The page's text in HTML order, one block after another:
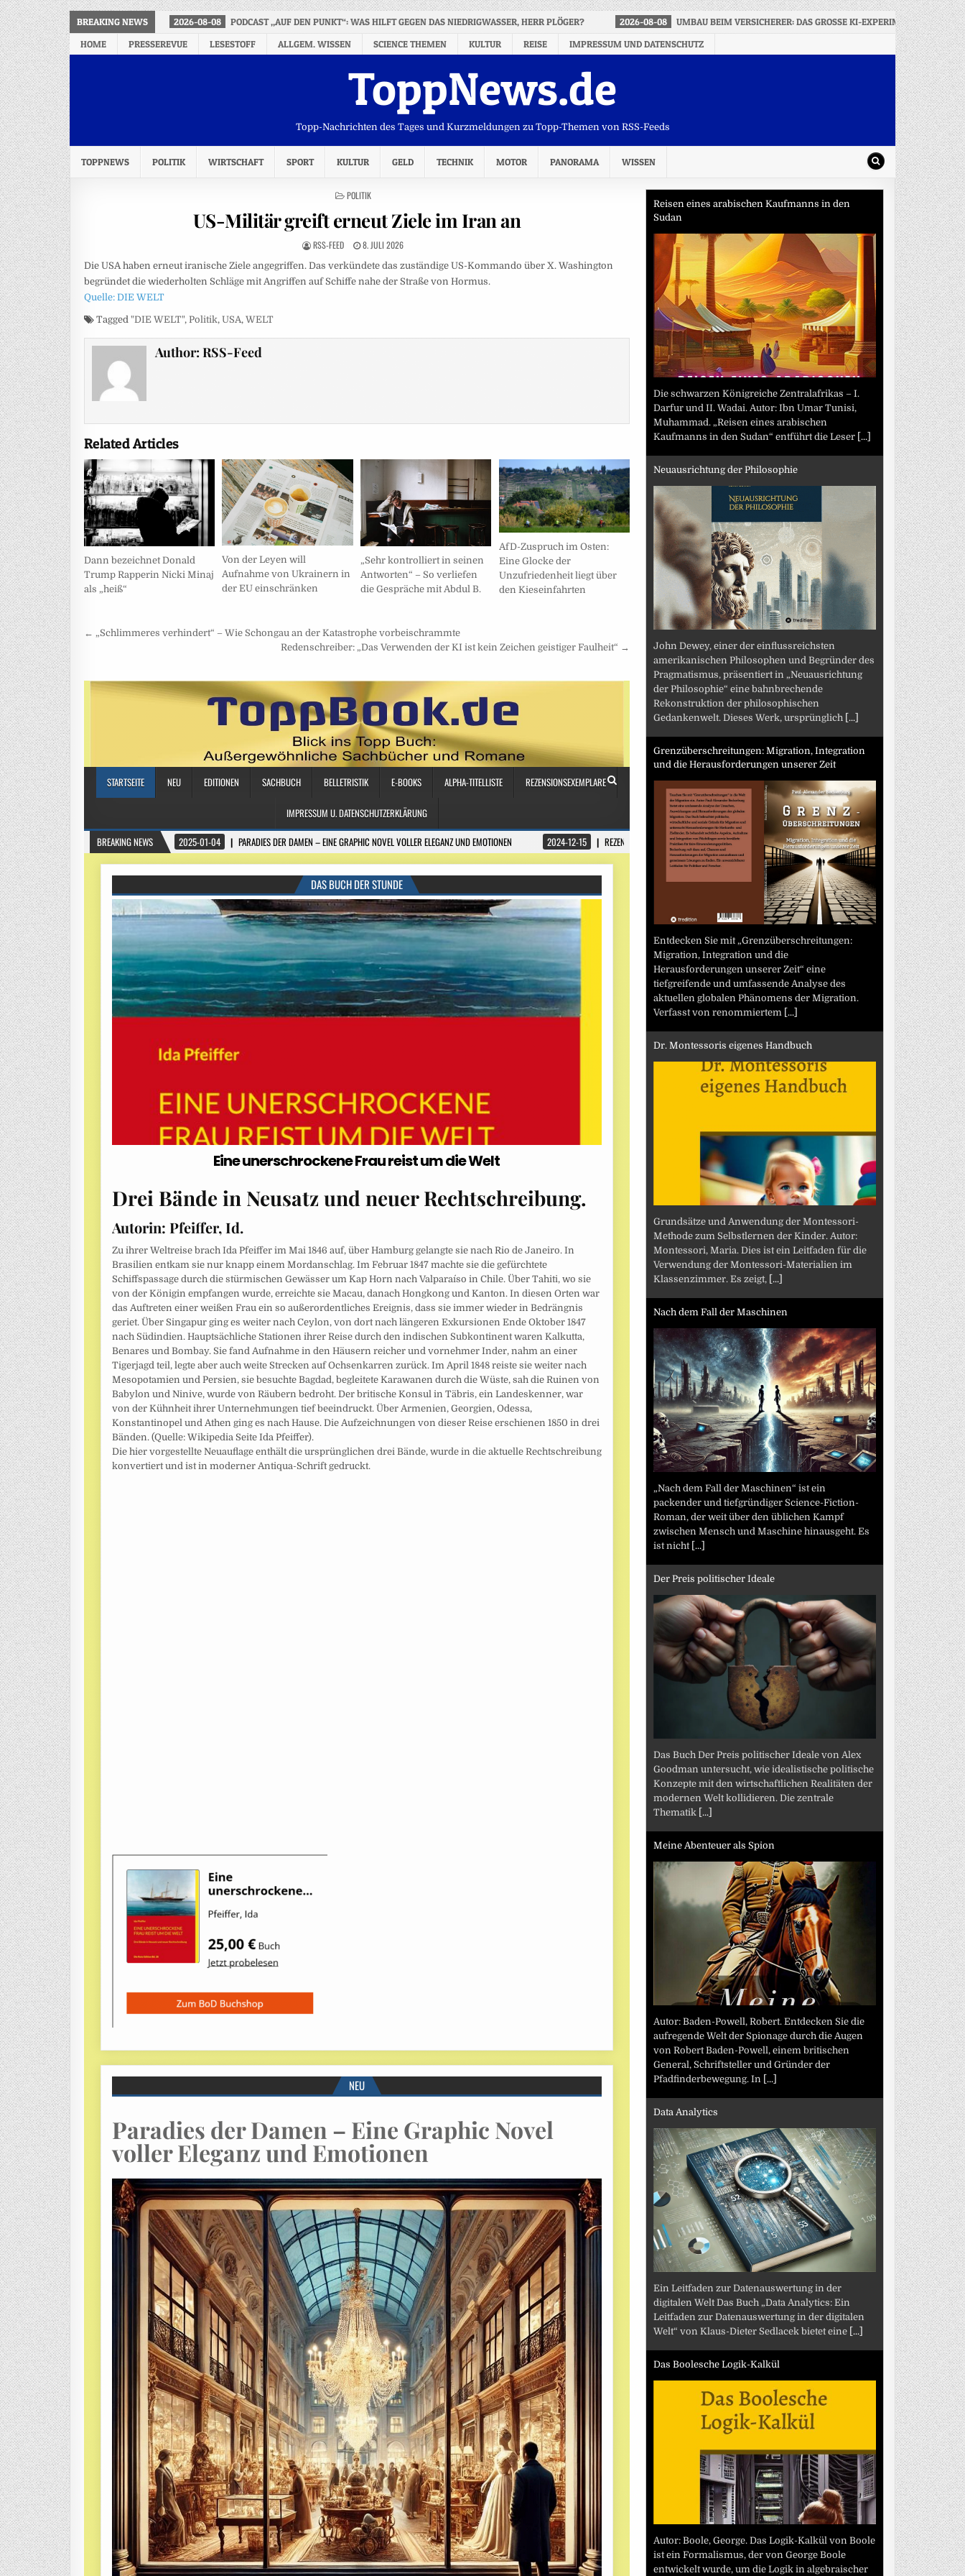
BREAKING NEWS 2026-08-08 PODCAST „AUF DEN PUNKT“: WAS HILFT GEGEN DAS NIEDRIGWASSER, HERR PLÖGER? 2026-08-08
UMBAU BEIM VERSICHERER: DAS GROSSE KI-EXPERIMENT DER
HOME
PRESSEREVUE LESESTOFF ALLGEM. WISSEN SCIENCE THEMEN KULTUR REISE IMPRESSUM UND DATENSCHUTZ
ToppNews.de
Topp-Nachrichten des Tages und Kurzmeldungen zu Topp-Themen von RSS-Feeds
TOPPNEWS POLITIK WIRTSCHAFT SPORT KULTUR GELD TECHNIK MOTOR PANORAMA WISSEN
POSTED
POLITIK
US-Militär greift erneut Ziele im Iran an
RSS-FEED 8. JULI 2026
Die USA haben erneut iranische Ziele angegriffen. Das verkündete das zuständige US-Kommando über X. Washington
begründet die wiederholten Schläge mit Angriffen auf Schiffe nahe der Straße von Hormus.
Quelle: DIE WELT
Tagged "DIE WELT", Politik, USA, WELT
Author:RSS-Feed
Related Articles
Dann bezeichnet Donald
Trump Rapperin Nicki Minaj
als „heiß“
Von der Leyen will
Aufnahme von Ukrainern in
der EU einschränken
„Sehr kontrolliert in seinen
Antworten“ – So verliefen
die Gespräche mit Abdul B.
AfD-Zuspruch im Osten:
Eine Glocke der
Unzufriedenheit liegt über
den Kieseinfahrten
Beitragsnavigation
← „Schlimmeres verhindert“ – Wie Schongau an der Katastrophe vorbeischrammte
Redenschreiber: „Das Verwenden der KI ist kein Zeichen geistiger Faulheit“ →
Reisen eines arabischen Kaufmanns in den
Sudan
Die schwarzen Königreiche Zentralafrikas – I.
Darfur und II. Wadai. Autor: Ibn Umar Tunisi,
Muhammad. „Reisen eines arabischen
Kaufmanns in den Sudan“ entführt die Leser [...]
Neuausrichtung der Philosophie
John Dewey, einer der einflussreichsten
amerikanischen Philosophen und Begründer des
Pragmatismus, präsentiert in „Neuausrichtung
der Philosophie“ eine bahnbrechende
Rekonstruktion der philosophischen
Gedankenwelt. Dieses Werk, ursprünglich [...]
Grenzüberschreitungen: Migration, Integration
und die Herausforderungen unserer Zeit
Entdecken Sie mit „Grenzüberschreitungen:
Migration, Integration und die
Herausforderungen unserer Zeit“ eine
tiefgreifende und umfassende Analyse des
aktuellen globalen Phänomens der Migration.
Verfasst von renommiertem [...]
Dr. Montessoris eigenes Handbuch
Grundsätze und Anwendung der Montessori-
Methode zum Selbstlernen der Kinder. Autor:
Montessori, Maria. Dies ist ein Leitfaden für die
Verwendung der Montessori-Materialien im
Klassenzimmer. Es zeigt, [...]
Nach dem Fall der Maschinen
„Nach dem Fall der Maschinen“ ist ein
packender und tiefgründiger Science-Fiction-
Roman, der weit über den üblichen Kampf
zwischen Mensch und Maschine hinausgeht. Es
ist nicht [...]
Der Preis politischer Ideale
Das Buch Der Preis politischer Ideale von Alex
Goodman untersucht, wie idealistische politische
Konzepte mit den wirtschaftlichen Realitäten der
modernen Welt kollidieren. Die zentrale
Thematik [...]
Meine Abenteuer als Spion
Autor: Baden-Powell, Robert. Entdecken Sie die
aufregende Welt der Spionage durch die Augen
von Robert Baden-Powell, einem britischen
General, Schriftsteller und Gründer der
Pfadfinderbewegung. In [...]
Data Analytics
Ein Leitfaden zur Datenauswertung in der
digitalen Welt Das Buch „Data Analytics: Ein
Leitfaden zur Datenauswertung in der digitalen
Welt“ von Klaus-Dieter Sedlacek bietet eine [...]
Das Boolesche Logik-Kalkül
Autor: Boole, George. Das Logik-Kalkül von Boole
ist ein Formalismus, der von George Boole
entwickelt wurde, um die Logik in algebraischer